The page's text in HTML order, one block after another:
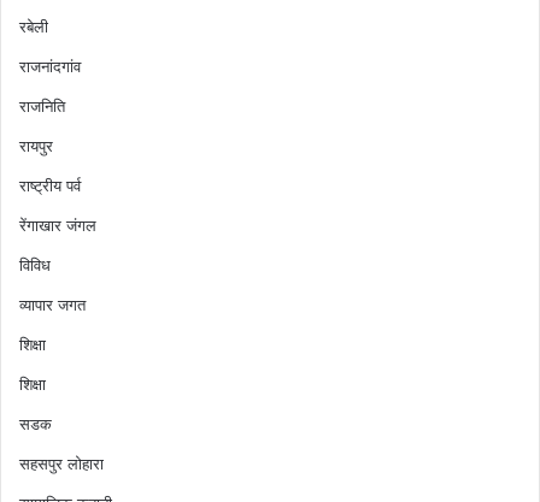
रबेली
राजनांदगांव
राजनिति
रायपुर
राष्ट्रीय पर्व
रेंगाखार जंगल
विविध
व्यापार जगत
शिक्षा
शिक्षा
सडक
सहसपुर लोहारा